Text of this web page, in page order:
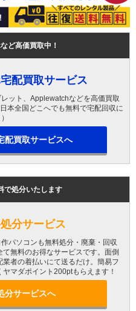
ど高価買取中！
配買取サービス
ット、Applewatchなどを高価買取
本全国どこへでも無料で宅配回収に
配買取サービスへ
で処分いたします
分サービス
パソコンも無料処分・廃棄・回収
無料のお得なサービスです。面倒
者の着払いにて送るだけ。簡易フ
マダポイント200ptもらえます！
分サービスへ